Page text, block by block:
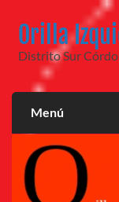
contenido
Orilla
Distrito Sur
Menú